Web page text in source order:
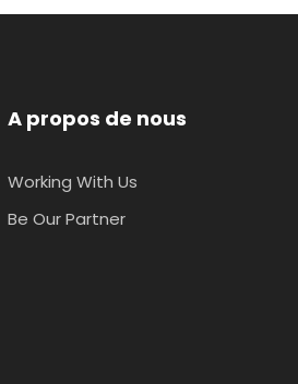
A propos de nous
Working With Us
Be Our Partner